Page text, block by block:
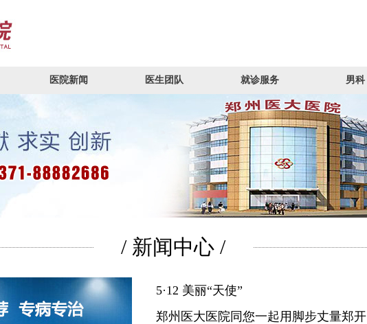
医院新闻 医生团队 就诊服务 男科
/ 新闻中心 /
5·12 美丽“天使”
郑州医大医院同您一起用脚步丈量郑开